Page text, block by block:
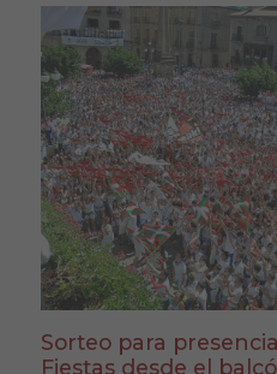
Sorteo para
Fiestas desde el